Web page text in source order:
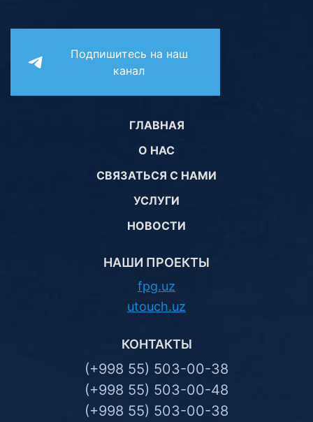
Подпишитесь на наш
канал
ГЛАВНАЯ
О НАС
СВЯЗАТЬСЯ С НАМИ
УСЛУГИ
НОВОСТИ
НАШИ ПРОЕКТЫ
fpg.uz
utouch.uz
КОНТАКТЫ
(+998 55) 503-00-38
(+998 55) 503-00-48
(+998 55) 503-00-38